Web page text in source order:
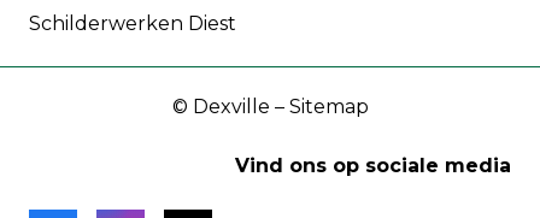
Schilderwerken Diest
© Dexville – Sitemap
Vind ons op sociale media